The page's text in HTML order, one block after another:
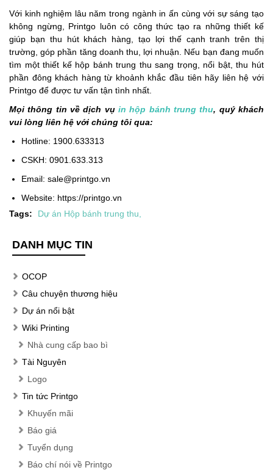
Với kinh nghiệm lâu năm trong ngành in ấn cùng với sự sáng tạo
không ngừng, Printgo luôn có công thức tạo ra những thiết kế
giúp bạn thu hút khách hàng, tạo lợi thế cạnh tranh trên thị
trường, góp phần tăng doanh thu, lợi nhuận. Nếu bạn đang muốn
tìm một thiết kế hộp bánh trung thu sang trọng, nổi bật, thu hút
phần đông khách hàng từ khoảnh khắc đầu tiên hãy liên hệ với
Printgo để được tư vấn tận tình nhất.
Mọi thông tin về dịch vụ in hộp bánh trung thu, quý khách
vui lòng liên hệ với chúng tôi qua:
Hotline: 1900.633313
CSKH: 0901.633.313
Email: sale@printgo.vn
Website: https://printgo.vn
Tags:
Dự án Hộp bánh trung thu
DANH MỤC TIN
OCOP
Câu chuyện thương hiệu
Dự án nổi bật
Wiki Printing
Nhà cung cấp bao bì
Tài Nguyên
Logo
Tin tức Printgo
Khuyến mãi
Báo giá
Tuyển dụng
Báo chí nói về Printgo